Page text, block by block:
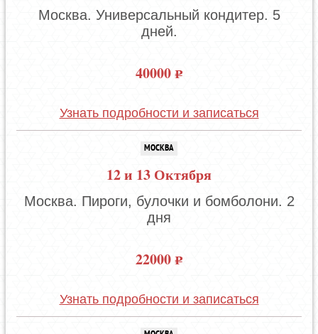
Москва. Универсальный кондитер. 5
дней.
40000
Узнать подробности и записаться
МОСКВА
12 и 13 Октября
Москва. Пироги, булочки и бомболони. 2
дня
22000
Узнать подробности и записаться